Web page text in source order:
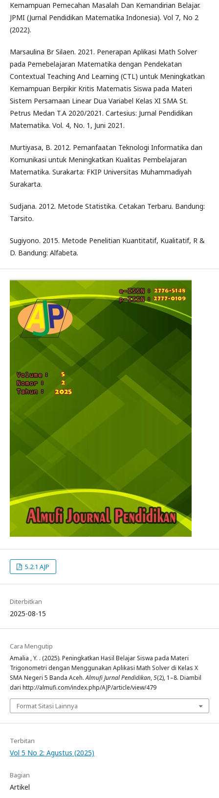
Kemampuan Pemecahan Masalah Dan Kemandirian Belajar.
JPMI (Jurnal Pendidikan Matematika Indonesia). Vol 7, No 2
(2022).
Marsaulina Br Silaen. 2021. Penerapan Aplikasi Math Solver
pada Pemebelajaran Matematika dengan Pendekatan
Contextual Teaching And Learning (CTL) untuk Meningkatkan
Kemampuan Berpikir Kritis Matematis Siswa pada Materi
Sistem Persamaan Linear Dua Variabel Kelas XI SMA St.
Petrus Medan T.A 2020/2021. Cartesius: Jurnal Pendidikan
Matematika. Vol. 4, No. 1, Juni 2021.
Murtiyasa, B. 2012. Pemanfaatan Teknologi Informatika dan
Komunikasi untuk Meningkatkan Kualitas Pembelajaran
Matematika. Surakarta: FKIP Universitas Muhammadiyah
Surakarta.
Sudjana. 2012. Metode Statistika. Cetakan Terbaru. Bandung:
Tarsito.
Sugiyono. 2015. Metode Penelitian Kuantitatif, Kualitatif, R &
D. Bandung: Alfabeta.
5.2.1 AJP
Diterbitkan
2025-08-15
Cara Mengutip
Amalia , Y. . (2025). Peningkatkan Hasil Belajar Siswa pada Materi
Trigonometri dengan Menggunakan Aplikasi Math Solver di Kelas X
SMA Negeri 5 Banda Aceh.Almufi Jurnal Pendidikan,5(2), 1–8. Diambil
dari http://almufi.com/index.php/AJP/article/view/479
Format Sitasi Lainnya
Terbitan
Vol 5 No 2: Agustus (2025)
Bagian
Artikel